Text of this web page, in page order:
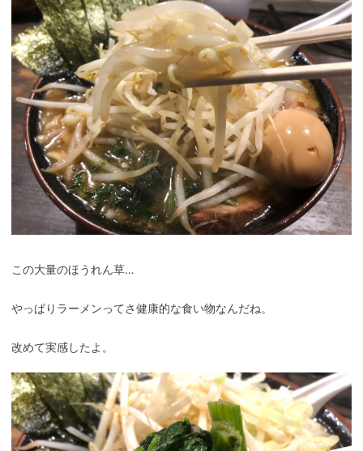
この大量のほうれん草…
やっぱりラーメンってさ健康的な食い物なんだね。
改めて実感したよ。